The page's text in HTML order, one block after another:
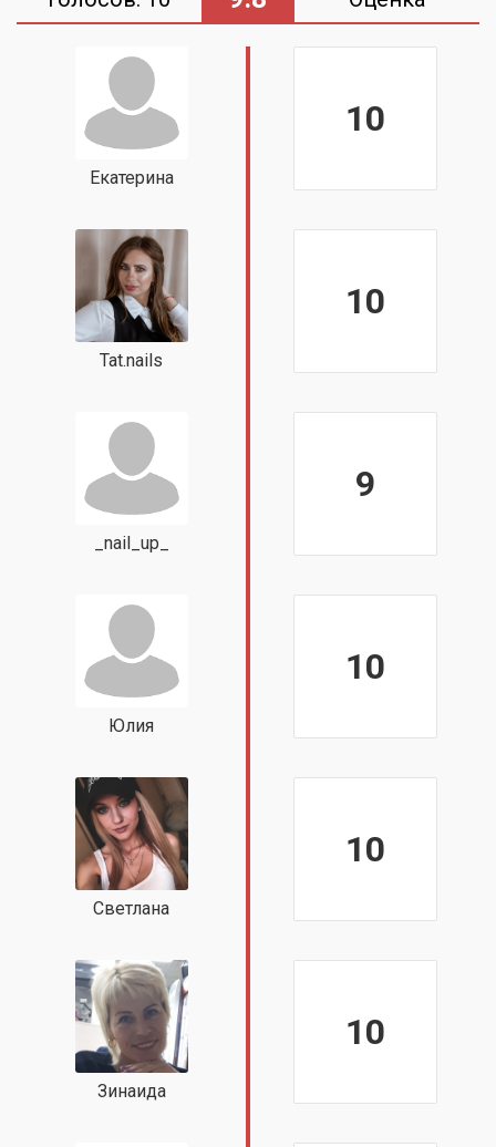
Екатерина
10
Tat.nails
10
_nail_up_
9
Юлия
10
Светлана
10
Зинаида
10